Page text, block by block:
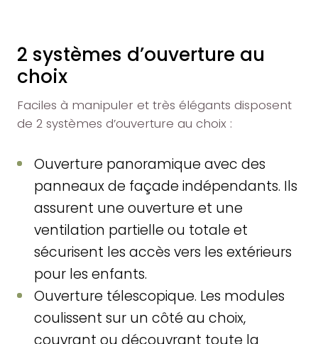
2 systèmes d’ouverture au
choix
Faciles à manipuler et très élégants disposent
de 2 systèmes d’ouverture au choix :
Ouverture panoramique avec des
panneaux de façade indépendants. Ils
assurent une ouverture et une
ventilation partielle ou totale et
sécurisent les accès vers les extérieurs
pour les enfants.
Ouverture télescopique. Les modules
coulissent sur un côté au choix,
couvrant ou découvrant toute la